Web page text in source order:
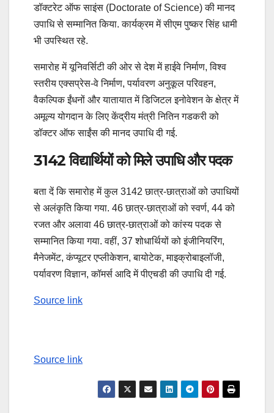
डॉक्टरेट ऑफ साइंस (Doctorate of Science) की मानद
उपाधि से सम्मानित किया. कार्यक्रम में सीएम पुष्कर सिंह धामी
भी उपस्थित रहे.
समारोह में यूनिवर्सिटी की ओर से देश में हाईवे निर्माण, विश्व
स्तरीय एक्सप्रेस-वे निर्माण, पर्यावरण अनुकूल परिवहन,
वैकल्पिक ईंधनों और यातायात में डिजिटल इनोवेशन के क्षेत्र में
अमूल्य योगदान के लिए केंद्रीय मंत्री नितिन गडकरी को
डॉक्टर ऑफ साईंस की मानद उपाधि दी गई.
3142 विद्यार्थियों को मिले उपाधि और पदक
बता दें कि समारोह में कुल 3142 छात्र-छात्राओं को उपाधियों
से अलंकृति किया गया. 46 छात्र-छात्राओं को स्वर्ण, 44 को
रजत और अलावा 46 छात्र-छात्राओं को कांस्य पदक से
सम्मानित किया गया. वहीं, 37 शोधार्थियों को इंजीनियरिंग,
मैनेजमेंट, कंप्यूटर एप्लीकेशन, बायोटेक, माइक्रोबाइलॉजी,
पर्यावरण विज्ञान, कॉमर्स आदि में पीएचडी की उपाधि दी गई.
Source link
Source link